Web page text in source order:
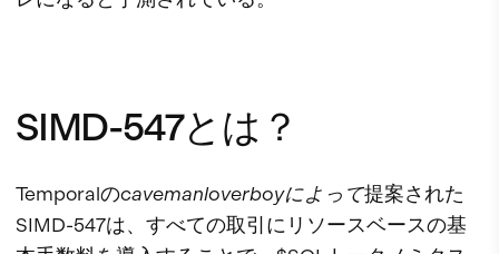
SIMD-547とは？
Temporalのcavemanloverboyによって提案された
SIMD-547は、すべての取引にリソースベースの基